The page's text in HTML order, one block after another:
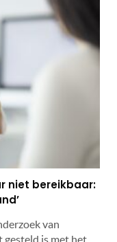
niet bereikbaar:
van
is met het